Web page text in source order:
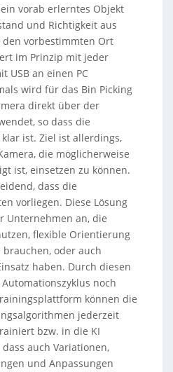
vorab erlerntes Objekt
und Richtigkeit aus
vorbestimmten Ort
im Prinzip mit jeder
USB an einen PC
wird für das Bin Picking
direkt über der
so dass die
ist. Ziel ist allerdings,
die möglicherweise
ist, einsetzen zu können.
dass die
vorliegen. Diese Lösung
Unternehmen an, die
flexible Orientierung
oder auch
haben. Durch diesen
noch
können die
jederzeit
bzw. in die KI
auch Variationen,
und Anpassungen